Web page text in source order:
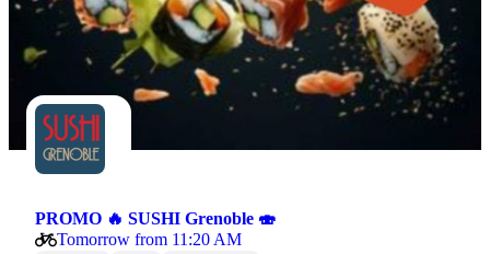
PROMO 🔥 SUSHI Grenoble 🍣
Tomorrow from 11:20 AM